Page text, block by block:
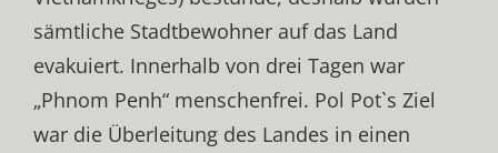
sämtliche Stadtbewohner auf das Land
evakuiert. Innerhalb von drei Tagen war
„Phnom Penh“ menschenfrei. Pol Pot`s Ziel
war die Überleitung des Landes in einen